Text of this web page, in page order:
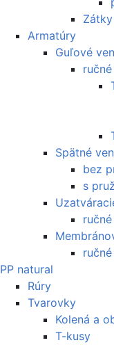
Zátky
Armatúry
Guľové
ručné
Spätné
bez
s
ručné
ručné
PP natural
Rúry
Tvarovky
Kolená a
T-kusy